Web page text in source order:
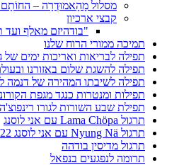
מסלול מָהָאמוּדְרָה – החוֹתָם
קבצי ארכיון
"בודהיזם מאלף ועד תו"
תמיכה ממורי הרוח שלנו
תפילה לבריאות ואריכות ימים
תפילה להשגת שלום באזורנו
תפילה לשיבתו המהירה של דנמה
תפילות ומנטרות כנגד מגפת
תפילת שבע השורות לגורו
תרגול Lama Chöpa עם אני לוסנג
תרגול Nyung Nä עם אני לוסנג 12-18/4/22
תרגול מדיסין בודהה
תרומה לנפגעים בנפאל